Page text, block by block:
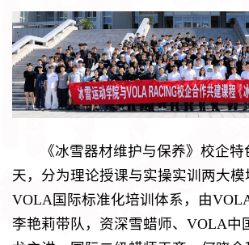
《冰雪器材维护与保养》校企
天，分为理论授课与实操实训两大模
VOLA国际标准化培训体系，由
李艳莉带队，资深雪蜡师、VOLA中